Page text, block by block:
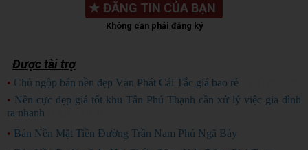
★ ĐĂNG TIN CỦA BẠN
Không cần phải đăng ký
Được tài trợ
• Chủ ngộp bán nền đẹp Vạn Phát Cái Tắc giá bao rẻ
• Nền cực đẹp giá tốt khu Tân Phú Thạnh cần xử lý việc gia đình
ra nhanh
• Bán Nền Mặt Tiền Đường Trần Nam Phú Ngã Bảy